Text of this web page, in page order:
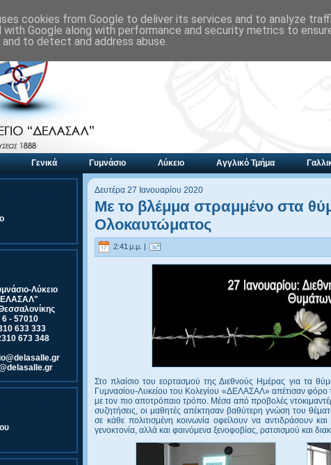
Γενικά Γυμνάσιο Λύκειο Αγγλικό Τμήμα
Λύκειο
6 - 57010
633 333
673 348
Δευτέρα 27 Ιανουαρίου 2020
Με το βλέμμα στραμμένο στα
Ολοκαυτώματος
2:41 μ.μ. |
Στο πλαίσιο του εορτασμού της Διεθνούς Ημέρας για τα
Γυμνασίου-Λυκείου του Κολεγίου «ΔΕΛΑΣΑΛ» απέτισαν
με τον πιο αποτρόπαιο τρόπο. Μέσα από προβολές
συζητήσεις, οι μαθητές απέκτησαν βαθύτερη γνώση του
σε κάθε πολιτισμένη κοινωνία οφείλουν να αντιδράσουν
γενοκτονία, αλλά και φαινόμενα ξενοφοβίας, ρατσισμού και
cookies from Google to deliver its services and to analyze
with Google along with performance and security metrics to
to detect and address abuse.